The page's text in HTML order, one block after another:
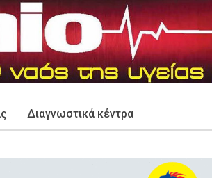
Διαγνωστικά κέντρα